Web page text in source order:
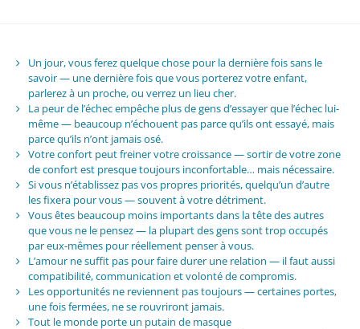
Un jour, vous ferez quelque chose pour la dernière fois sans le
savoir — une dernière fois que vous porterez votre enfant,
parlerez à un proche, ou verrez un lieu cher.
La peur de l’échec empêche plus de gens d’essayer que l’échec lui-
même — beaucoup n’échouent pas parce qu’ils ont essayé, mais
parce qu’ils n’ont jamais osé.
Votre confort peut freiner votre croissance — sortir de votre zone
de confort est presque toujours inconfortable… mais nécessaire.
Si vous n’établissez pas vos propres priorités, quelqu’un d’autre
les fixera pour vous — souvent à votre détriment.
Vous êtes beaucoup moins importants dans la tête des autres
que vous ne le pensez — la plupart des gens sont trop occupés
par eux-mêmes pour réellement penser à vous.
L’amour ne suffit pas pour faire durer une relation — il faut aussi
compatibilité, communication et volonté de compromis.
Les opportunités ne reviennent pas toujours — certaines portes,
une fois fermées, ne se rouvriront jamais.
Tout le monde porte un putain de masque